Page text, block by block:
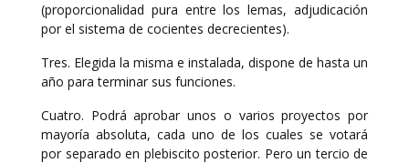
(proporcionalidad pura entre los lemas, adjudicación
por el sistema de cocientes decrecientes).
Tres. Elegida la misma e instalada, dispone de hasta un
año para terminar sus funciones.
Cuatro. Podrá aprobar unos o varios proyectos por
mayoría absoluta, cada uno de los cuales se votará
por separado en plebiscito posterior. Pero un tercio de